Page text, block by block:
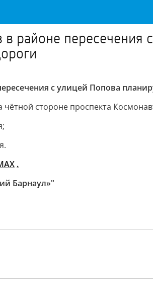
районе пересечения
с улицей Попова
чётной стороне проспекта
.
Барнаул»"